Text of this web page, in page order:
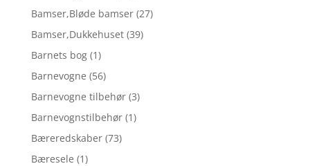
Bamser,Bløde bamser (27)
Bamser,Dukkehuset (39)
Barnets bog (1)
Barnevogne (56)
Barnevogne tilbehør (3)
Barnevognstilbehør (1)
Bæreredskaber (73)
Bæresele (1)